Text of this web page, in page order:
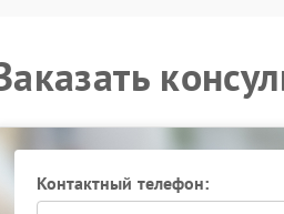
Контактный телефон: